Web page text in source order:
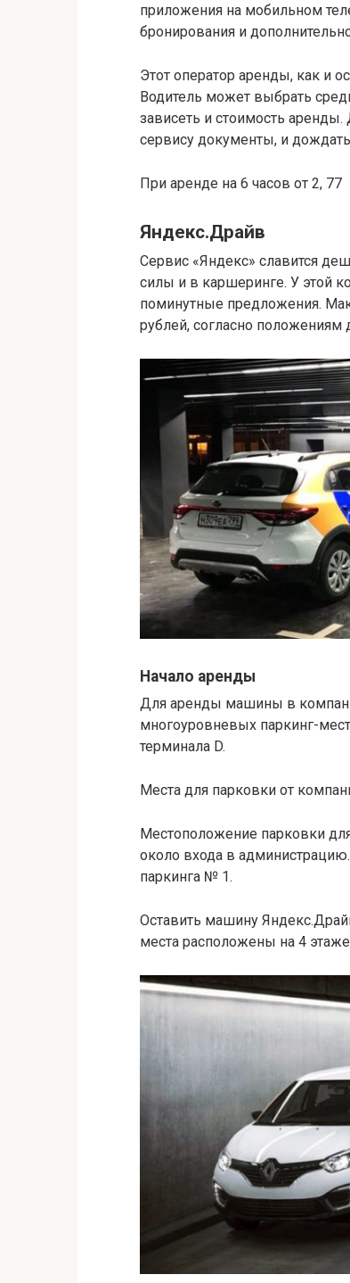
приложения на мобильном
бронирования и
Этот оператор аренды, как и
Водитель может выбрать
зависеть и стоимость аренды.
сервису документы, и
При аренде на 6 часов от 2, 77
Яндекс.Драйв
Сервис «Яндекс» славится
силы и в каршеринге. У этой
поминутные предложения.
рублей, согласно положениям
Начало аренды
Для аренды машины в
многоуровневых паркинг-
терминала D.
Места для парковки от
Местоположение парковки
около входа в
паркинга № 1.
Оставить машину
места расположены на 4